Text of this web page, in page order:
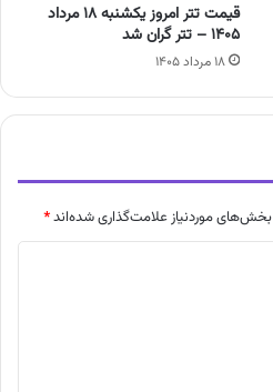
قیمت تتر امروز یکشنبه ۱۸ مرداد
۱۴۰۵ – تتر گران شد
۱۸ مرداد ۱۴۰۵
بخش‌های موردنیاز علامت‌گذاری شده‌اند*